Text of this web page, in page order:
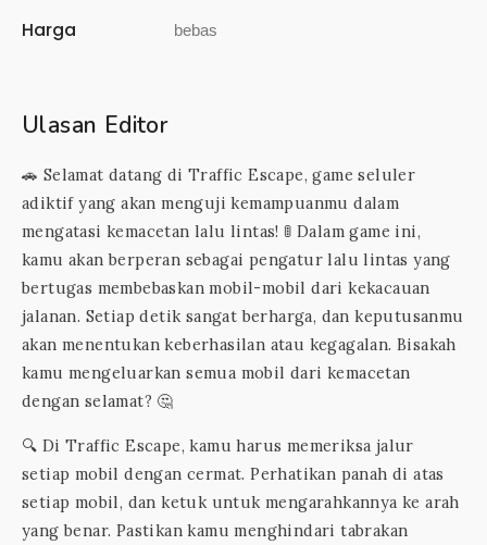
Harga bebas
Ulasan Editor
🚗 Selamat datang di Traffic Escape, game seluler
adiktif yang akan menguji kemampuanmu dalam
mengatasi kemacetan lalu lintas! 🚦 Dalam game ini,
kamu akan berperan sebagai pengatur lalu lintas yang
bertugas membebaskan mobil-mobil dari kekacauan
jalanan. Setiap detik sangat berharga, dan keputusanmu
akan menentukan keberhasilan atau kegagalan. Bisakah
kamu mengeluarkan semua mobil dari kemacetan
dengan selamat? 🤔
🔍 Di Traffic Escape, kamu harus memeriksa jalur
setiap mobil dengan cermat. Perhatikan panah di atas
setiap mobil, dan ketuk untuk mengarahkannya ke arah
yang benar. Pastikan kamu menghindari tabrakan